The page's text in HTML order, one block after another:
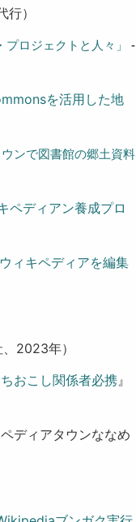
）
プロジェクトと人々」
-
を活用した地
ウンで図書館の郷土資料
ペディアン養成プロ
ィキペディアを編集
2023年）
おこし関係者必携』
ディアタウンななめ